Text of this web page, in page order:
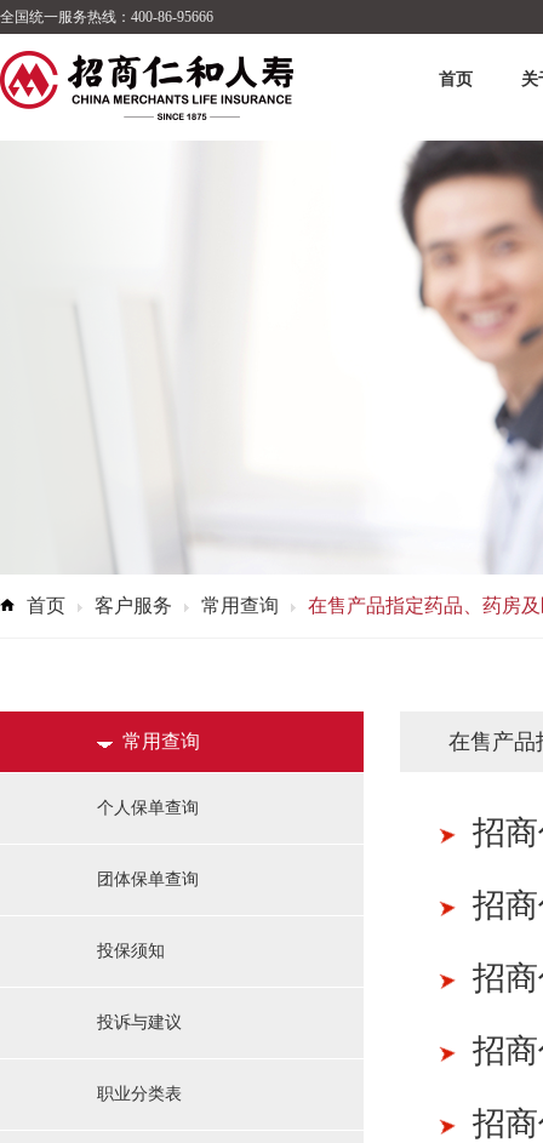
全国统一服务热线：400-86-95666
首页 关
首页 客户服务 常用查询 在售产品指定药品、药房
常用查询
个人保单查询
团体保单查询
投保须知
投诉与建议
职业分类表
在售产品
招
招
招
招
招